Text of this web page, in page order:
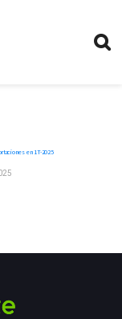
en 1T-2025